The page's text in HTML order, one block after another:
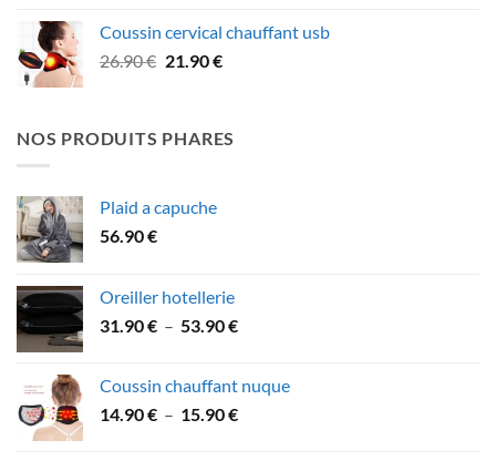
était :
89.90 €.
est :
78.90 €.
Coussin cervical chauffant usb
26.90€ Le
était :
26.90 €.
21.90€Le
est :
21.90 €.
NOS PRODUITS PHARES
Plaid a capuche
56.90€
Oreiller hotellerie
31.90€ – 53.90€Plage
31.90 €
à
Coussin chauffant nuque
14.90€ – 15.90€Plage